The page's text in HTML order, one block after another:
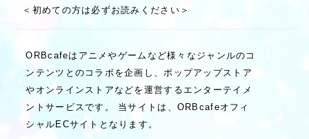
＜初めての方は必ずお読みください＞
ORBcafeはアニメやゲームなど様々なジャンルのコ
ンテンツとのコラボを企画し、ポップアップストア
やオンラインストアなどを運営するエンターテイメ
ントサービスです。 当サイトは、ORBcafeオフィ
シャルECサイトとなります。